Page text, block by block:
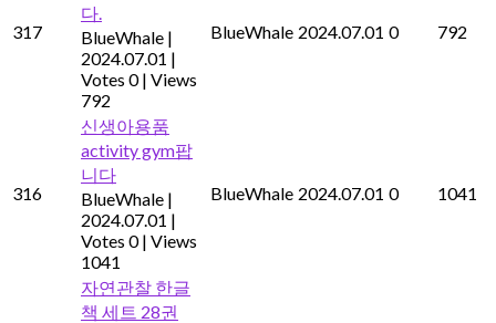
317
다.
BlueWhale |
2024.07.01 |
Votes 0 | Views
792
BlueWhale 2024.07.01 0 792
316
신생아용품
activity gym팝
니다
BlueWhale |
2024.07.01 |
Votes 0 | Views
1041
BlueWhale 2024.07.01 0 1041
자연관찰 한글
책 세트 28권